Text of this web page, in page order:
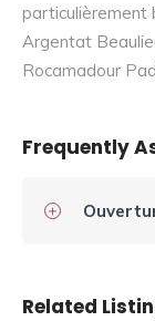
particulièrement
Argentat
Rocamadour
Frequently
Related